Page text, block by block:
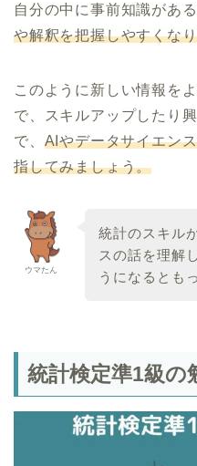
自分の中に事前知識がある
や解釈を把握しやすくな
このように新しい情報を
で、スキルアップしたり
で、 AIやデータサイエン
指してみましょう。
ウマたん
統計のスキル
スの話を理解
うになるとも
統計検定準1級の